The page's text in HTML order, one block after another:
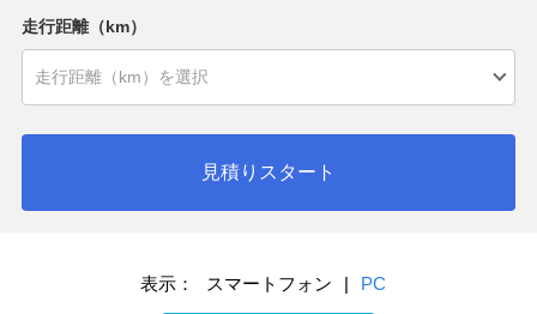
走行距離（km）
見積りスタート
表示： スマートフォン | PC